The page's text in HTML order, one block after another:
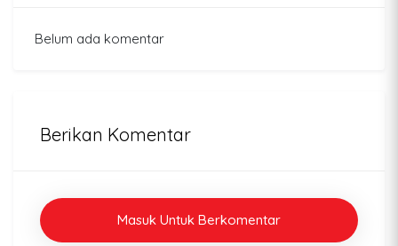
Belum ada komentar
Berikan Komentar
Masuk Untuk Berkomentar